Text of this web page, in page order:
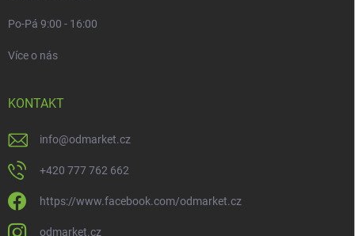
Po-Pá 9:00 - 16:00
Více o nás
KONTAKT
info@odmarket.cz
+420 777 762 662
https://www.facebook.com/odmarket.cz
odmarket.cz